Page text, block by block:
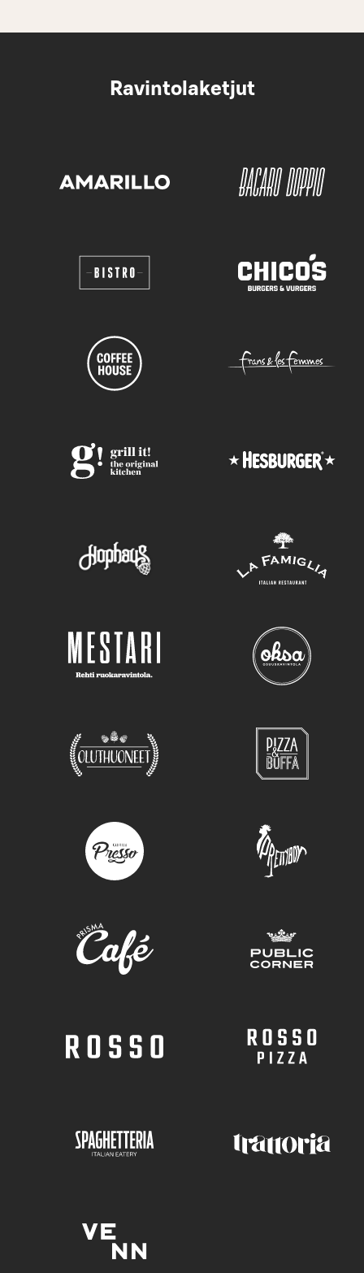
Ravintolaketjut